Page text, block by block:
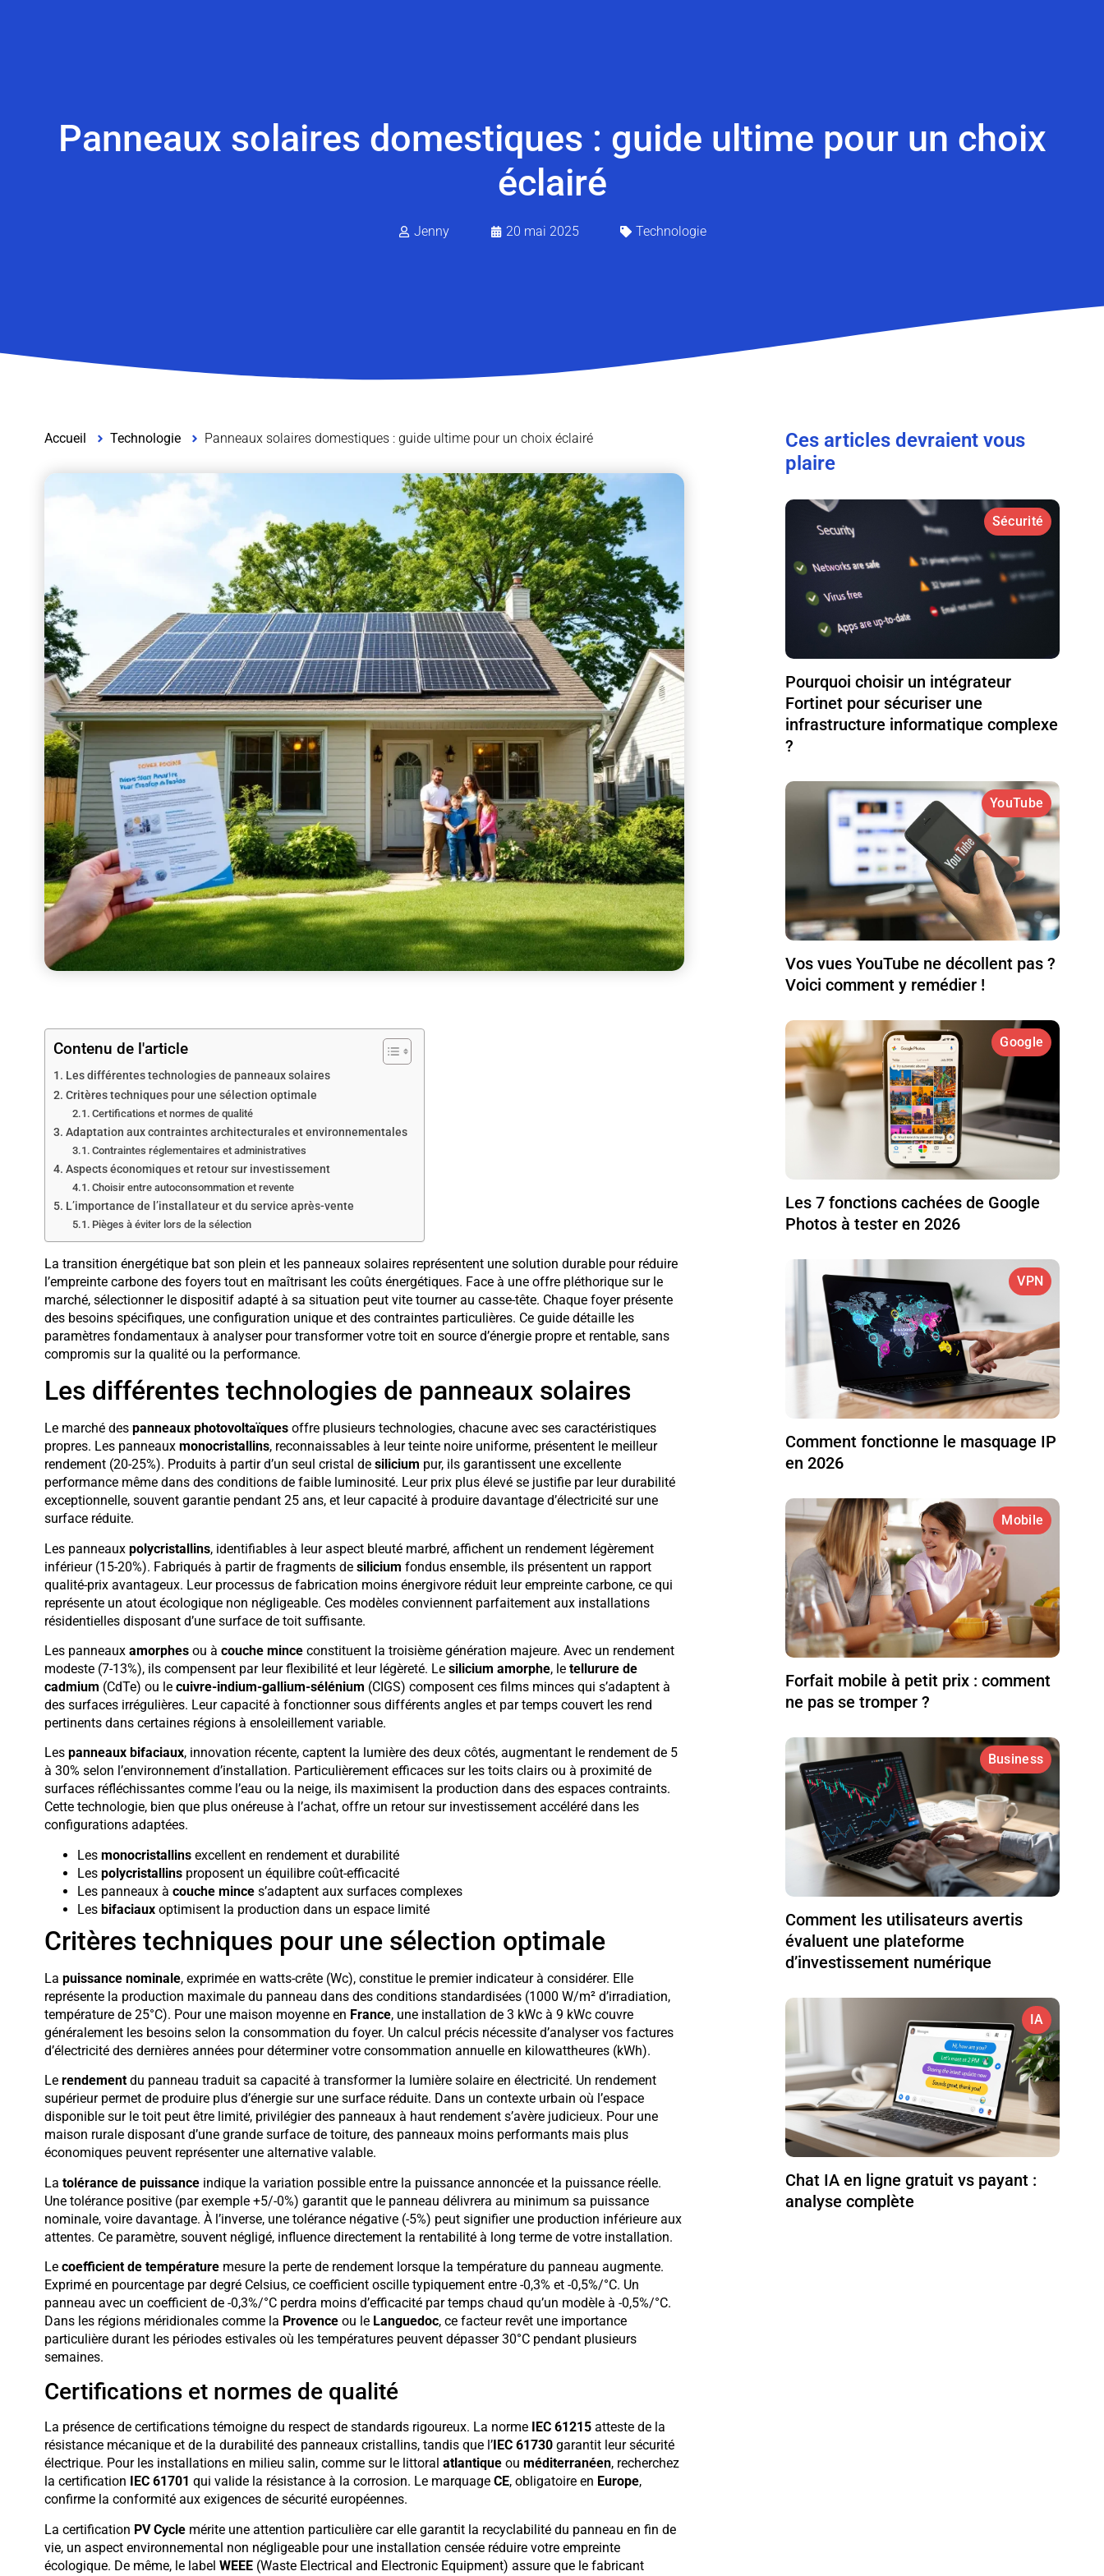
Panneaux solaires domestiques : guide ultime pour un choix
éclairé
Jenny 20 mai 2025 Technologie
Accueil Technologie Panneaux solaires domestiques : guide ultime pour un choix éclairé
Contenu de l'article
Les différentes technologies de panneaux solaires
Critères techniques pour une sélection optimale
Certifications et normes de qualité
Adaptation aux contraintes architecturales et environnementales
Contraintes réglementaires et administratives
Aspects économiques et retour sur investissement
Choisir entre autoconsommation et revente
L’importance de l’installateur et du service après-vente
Pièges à éviter lors de la sélection
La transition énergétique bat son plein et les panneaux solaires représentent une solution durable pour réduire
l’empreinte carbone des foyers tout en maîtrisant les coûts énergétiques. Face à une offre pléthorique sur le
marché, sélectionner le dispositif adapté à sa situation peut vite tourner au casse-tête. Chaque foyer présente
des besoins spécifiques, une configuration unique et des contraintes particulières. Ce guide détaille les
paramètres fondamentaux à analyser pour transformer votre toit en source d’énergie propre et rentable, sans
compromis sur la qualité ou la performance.
Les différentes technologies de panneaux solaires
Le marché des panneaux photovoltaïquesoffre plusieurs technologies, chacune avec ses caractéristiques
propres. Les panneaux monocristallins, reconnaissables à leur teinte noire uniforme, présentent le meilleur
rendement (20-25%). Produits à partir d’un seul cristal de silicium pur, ils garantissent une excellente
performance même dans des conditions de faible luminosité. Leur prix plus élevé se justifie par leur durabilité
exceptionnelle, souvent garantie pendant 25 ans, et leur capacité à produire davantage d’électricité sur une
surface réduite.
Les panneaux polycristallins, identifiables à leur aspect bleuté marbré, affichent un rendement légèrement
inférieur (15-20%). Fabriqués à partir de fragments de silicium fondus ensemble, ils présentent un rapport
qualité-prix avantageux. Leur processus de fabrication moins énergivore réduit leur empreinte carbone, ce qui
représente un atout écologique non négligeable. Ces modèles conviennent parfaitement aux installations
résidentielles disposant d’une surface de toit suffisante.
Les panneaux amorphesou à couche minceconstituent la troisième génération majeure. Avec un rendement
modeste (7-13%), ils compensent par leur flexibilité et leur légèreté. Le silicium amorphe, le tellurure de
cadmium (CdTe) ou le cuivre-indium-gallium-sélénium (CIGS) composent ces films minces qui s’adaptent à
des surfaces irrégulières. Leur capacité à fonctionner sous différents angles et par temps couvert les rend
pertinents dans certaines régions à ensoleillement variable.
Les panneaux bifaciaux, innovation récente, captent la lumière des deux côtés, augmentant le rendement de 5
à 30% selon l’environnement d’installation. Particulièrement efficaces sur les toits clairs ou à proximité de
surfaces réfléchissantes comme l’eau ou la neige, ils maximisent la production dans des espaces contraints.
Cette technologie, bien que plus onéreuse à l’achat, offre un retour sur investissement accéléré dans les
configurations adaptées.
Les monocristallinsexcellent en rendement et durabilité
Les polycristallinsproposent un équilibre coût-efficacité
Les panneaux à couche minces’adaptent aux surfaces complexes
Les bifaciauxoptimisent la production dans un espace limité
Critères techniques pour une sélection optimale
La puissance nominale, exprimée en watts-crête (Wc), constitue le premier indicateur à considérer. Elle
représente la production maximale du panneau dans des conditions standardisées (1000 W/m² d’irradiation,
température de 25°C). Pour une maison moyenne en France, une installation de 3 kWc à 9 kWc couvre
généralement les besoins selon la consommation du foyer. Un calcul précis nécessite d’analyser vos factures
d’électricité des dernières années pour déterminer votre consommation annuelle en kilowattheures (kWh).
Le rendementdu panneau traduit sa capacité à transformer la lumière solaire en électricité. Un rendement
supérieur permet de produire plus d’énergie sur une surface réduite. Dans un contexte urbain où l’espace
disponible sur le toit peut être limité, privilégier des panneaux à haut rendement s’avère judicieux. Pour une
maison rurale disposant d’une grande surface de toiture, des panneaux moins performants mais plus
économiques peuvent représenter une alternative valable.
La tolérance de puissanceindique la variation possible entre la puissance annoncée et la puissance réelle.
Une tolérance positive (par exemple +5/-0%) garantit que le panneau délivrera au minimum sa puissance
nominale, voire davantage. À l’inverse, une tolérance négative (-5%) peut signifier une production inférieure aux
attentes. Ce paramètre, souvent négligé, influence directement la rentabilité à long terme de votre installation.
Le coefficient de températuremesure la perte de rendement lorsque la température du panneau augmente.
Exprimé en pourcentage par degré Celsius, ce coefficient oscille typiquement entre -0,3% et -0,5%/°C. Un
panneau avec un coefficient de -0,3%/°C perdra moins d’efficacité par temps chaud qu’un modèle à -0,5%/°C.
Dans les régions méridionales comme la Provenceou le Languedoc, ce facteur revêt une importance
particulière durant les périodes estivales où les températures peuvent dépasser 30°C pendant plusieurs
semaines.
Certifications et normes de qualité
La présence de certifications témoigne du respect de standards rigoureux. La norme IEC 61215atteste de la
résistance mécanique et de la durabilité des panneaux cristallins, tandis que l’IEC 61730garantit leur sécurité
électrique. Pour les installations en milieu salin, comme sur le littoral atlantiqueou méditerranéen, recherchez
la certification
IEC 61701 qui valide la résistance à la corrosion. Le marquage CE, obligatoire en Europe,
confirme la conformité aux exigences de sécurité européennes.
La certification PV Cyclemérite une attention particulière car elle garantit la recyclabilité du panneau en fin de
vie, un aspect environnemental non négligeable pour une installation censée réduire votre empreinte
écologique. De même, le label WEEE(Waste Electrical and Electronic Equipment) assure que le fabricant
Ces articles devraient vous
plaire
Sécurité
Pourquoi choisir un intégrateur
Fortinet pour sécuriser une
infrastructure informatique complexe
?
YouTube
Vos vues YouTube ne décollent pas ?
Voici comment y remédier !
Google
Les 7 fonctions cachées de Google
Photos à tester en 2026
VPN
Comment fonctionne le masquage IP
en 2026
Mobile
Forfait mobile à petit prix : comment
ne pas se tromper ?
Business
Comment les utilisateurs avertis
évaluent une plateforme
d’investissement numérique
IA
Chat IA en ligne gratuit vs payant :
analyse complète